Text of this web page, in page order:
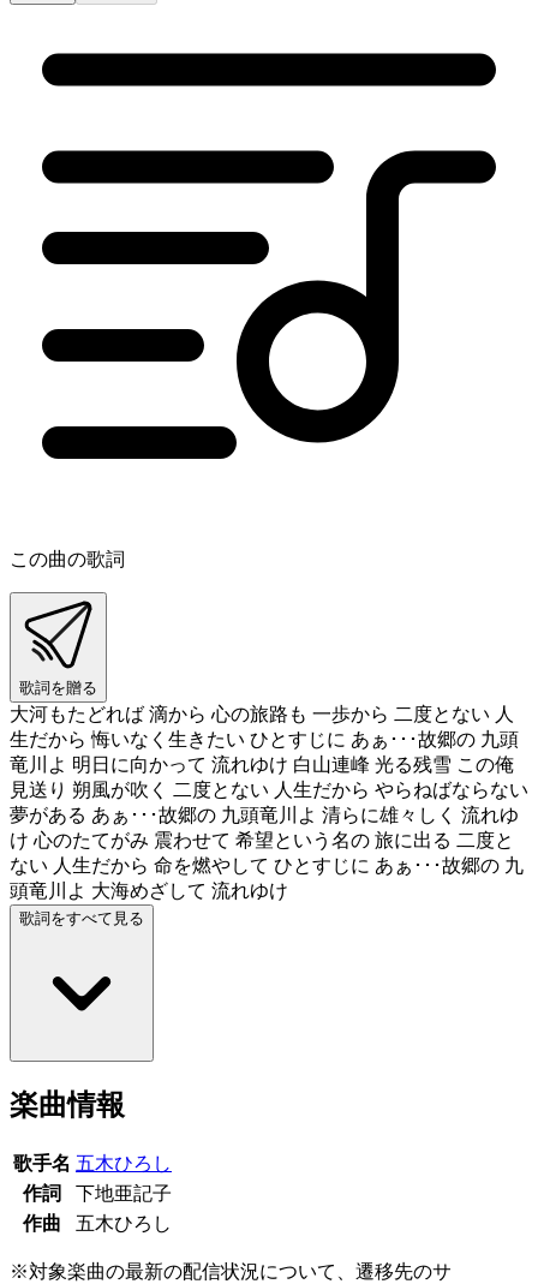
この曲の歌詞
歌詞を贈る
大河もたどれば 滴から 心の旅路も 一歩から 二度とない 人
生だから 悔いなく生きたい ひとすじに あぁ･･･故郷の 九頭
竜川よ 明日に向かって 流れゆけ 白山連峰 光る残雪 この俺
見送り 朔風が吹く 二度とない 人生だから やらねばならない
夢がある あぁ･･･故郷の 九頭竜川よ 清らに雄々しく 流れゆ
け 心のたてがみ 震わせて 希望という名の 旅に出る 二度と
ない 人生だから 命を燃やして ひとすじに あぁ･･･故郷の 九
頭竜川よ 大海めざして 流れゆけ
歌詞をすべて見る
楽曲情報
歌手名 五木ひろし
作詞
下地亜記子
作曲
五木ひろし
※対象楽曲の最新の配信状況について、遷移先のサ